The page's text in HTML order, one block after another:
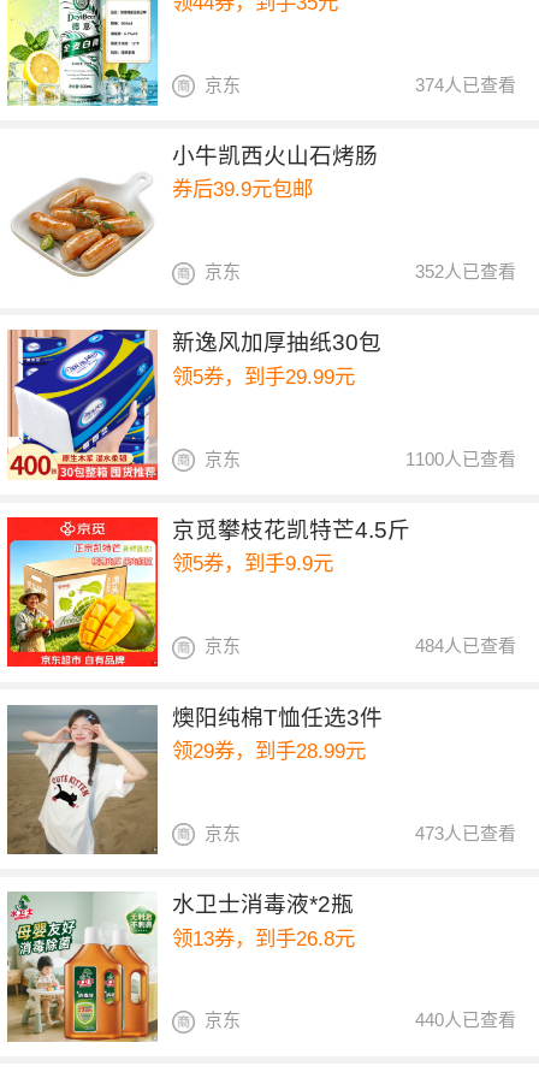
374人已查看
京东
小牛凯西火山石烤肠
券后39.9元包邮
352人已查看
京东
新逸风加厚抽纸30包
领5券，到手29.99元
1100人已查看
京东
京觅攀枝花凯特芒4.5斤
领5券，到手9.9元
484人已查看
京东
燠阳纯棉T恤任选3件
领29券，到手28.99元
473人已查看
京东
水卫士消毒液*2瓶
领13券，到手26.8元
440人已查看
京东